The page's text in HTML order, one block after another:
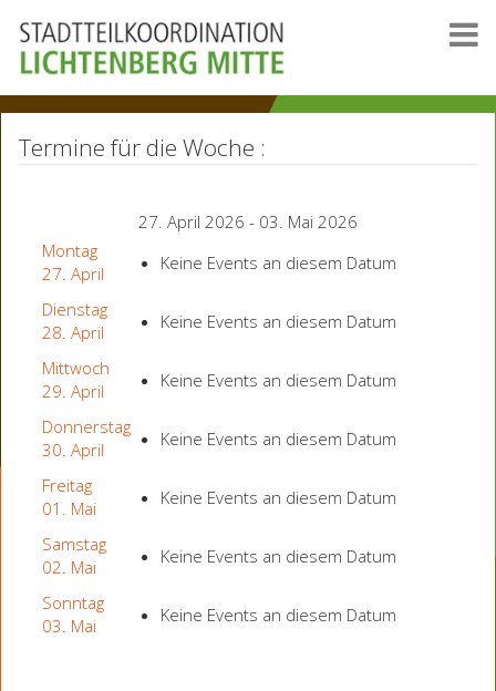
Termine für die Woche :
27. April 2026 - 03. Mai 2026
Montag
27. April
Keine Events an diesem Datum
Dienstag
28. April
Keine Events an diesem Datum
Mittwoch
29. April
Keine Events an diesem Datum
Donnerstag
30. April
Keine Events an diesem Datum
Freitag
01. Mai
Keine Events an diesem Datum
Samstag
02. Mai
Keine Events an diesem Datum
Sonntag
03. Mai
Keine Events an diesem Datum